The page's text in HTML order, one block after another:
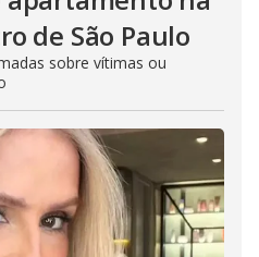
de São Paulo
sobre vítimas ou